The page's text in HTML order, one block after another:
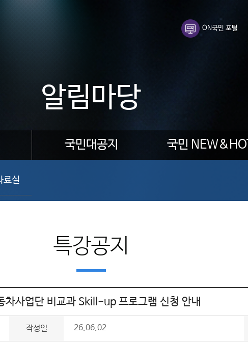
ON국민 포털
알림마당
료실
국민대공지 국민 NEW&HOT
특강공지
사업단 비교과 Skill-up 프로그램 신청 안내
작성일 26.06.02